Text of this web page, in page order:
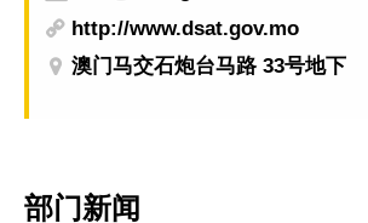
http://www.dsat.gov.mo
澳门马交石炮台马路 33号地下
部门新闻